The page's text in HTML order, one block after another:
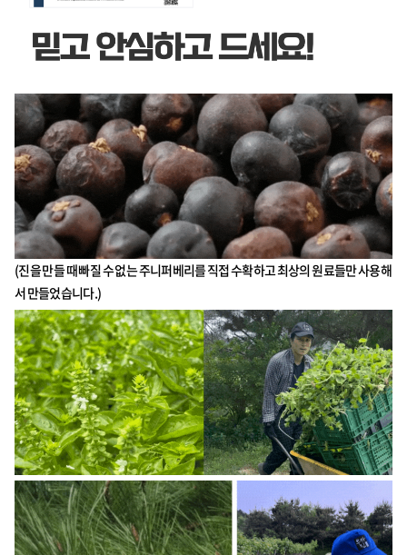
(진을 만들 때 빠질 수 없는 주니퍼베리를 직접 수확하고 최상의 원료들만 사용해
서 만들었습니다.)